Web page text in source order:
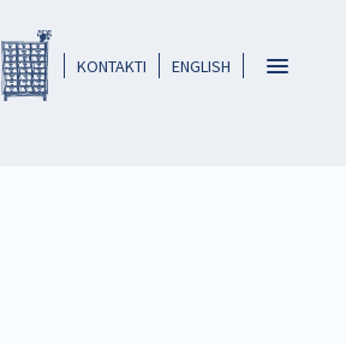
ENGLISH
headerKONTAKTI
Toggle